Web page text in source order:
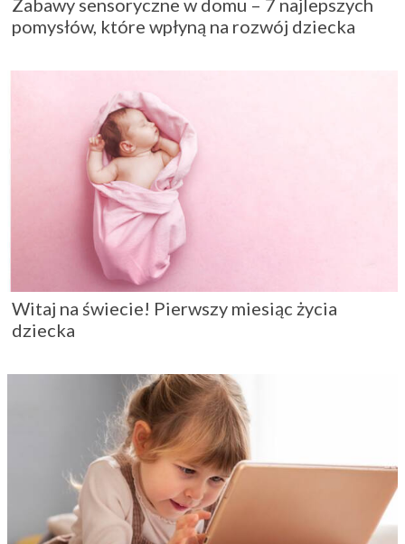
Zabawy sensoryczne w domu – 7 najlepszych
pomysłów, które wpłyną na rozwój dziecka
Witaj na świecie! Pierwszy miesiąc życia
dziecka